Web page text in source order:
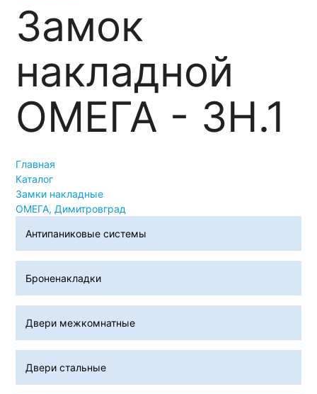
Замок
накладной
ОМЕГА - ЗН.1
Главная
Каталог
Замки накладные
ОМЕГА, Димитровград
Антипаниковые системы
Броненакладки
Двери межкомнатные
Двери стальные